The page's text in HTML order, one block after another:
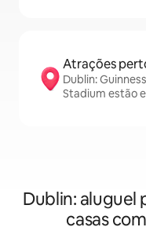
Atrações
Dublin:
Stadium estão
Dublin: aluguel
casas